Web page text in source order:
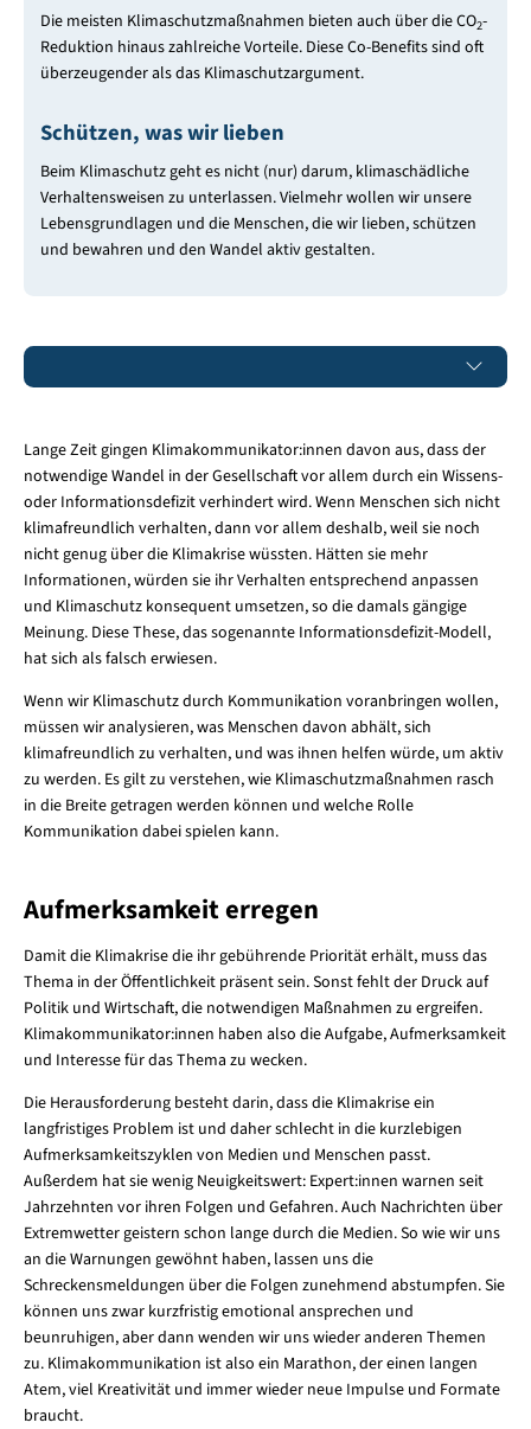
Die meisten Klimaschutzmaßnahmen bieten auch über die CO2-
Reduktion hinaus zahlreiche Vorteile. Diese Co-Benefits sind oft
überzeugender als das Klimaschutzargument.
Schützen, was wir lieben
Beim Klimaschutz geht es nicht (nur) darum, klimaschädliche
Verhaltensweisen zu unterlassen. Vielmehr wollen wir unsere
Lebensgrundlagen und die Menschen, die wir lieben, schützen
und bewahren und den Wandel aktiv gestalten.
Lange Zeit gingen Klimakommunikator:innen davon aus, dass der
notwendige Wandel in der Gesellschaft vor allem durch ein Wissens-
oder Informationsdefizit verhindert wird. Wenn Menschen sich nicht
klimafreundlich verhalten, dann vor allem deshalb, weil sie noch
nicht genug über die Klimakrise wüssten. Hätten sie mehr
Informationen, würden sie ihr Verhalten entsprechend anpassen
und Klimaschutz konsequent umsetzen, so die damals gängige
Meinung. Diese These, das sogenannte Informationsdefizit-Modell,
hat sich als falsch erwiesen.
Wenn wir Klimaschutz durch Kommunikation voranbringen wollen,
müssen wir analysieren, was Menschen davon abhält, sich
klimafreundlich zu verhalten, und was ihnen helfen würde, um aktiv
zu werden. Es gilt zu verstehen, wie Klimaschutzmaßnahmen rasch
in die Breite getragen werden können und welche Rolle
Kommunikation dabei spielen kann.
Aufmerksamkeit erregen
Damit die Klimakrise die ihr gebührende Priorität erhält, muss das
Thema in der Öffentlichkeit präsent sein. Sonst fehlt der Druck auf
Politik und Wirtschaft, die notwendigen Maßnahmen zu ergreifen.
Klimakommunikator:innen haben also die Aufgabe, Aufmerksamkeit
und Interesse für das Thema zu wecken.
Die Herausforderung besteht darin, dass die Klimakrise ein
langfristiges Problem ist und daher schlecht in die kurzlebigen
Aufmerksamkeitszyklen von Medien und Menschen passt.
Außerdem hat sie wenig Neuigkeitswert: Expert:innen warnen seit
Jahrzehnten vor ihren Folgen und Gefahren. Auch Nachrichten über
Extremwetter geistern schon lange durch die Medien. So wie wir uns
an die Warnungen gewöhnt haben, lassen uns die
Schreckensmeldungen über die Folgen zunehmend abstumpfen. Sie
können uns zwar kurzfristig emotional ansprechen und
beunruhigen, aber dann wenden wir uns wieder anderen Themen
zu. Klimakommunikation ist also ein Marathon, der einen langen
Atem, viel Kreativität und immer wieder neue Impulse und Formate
braucht.